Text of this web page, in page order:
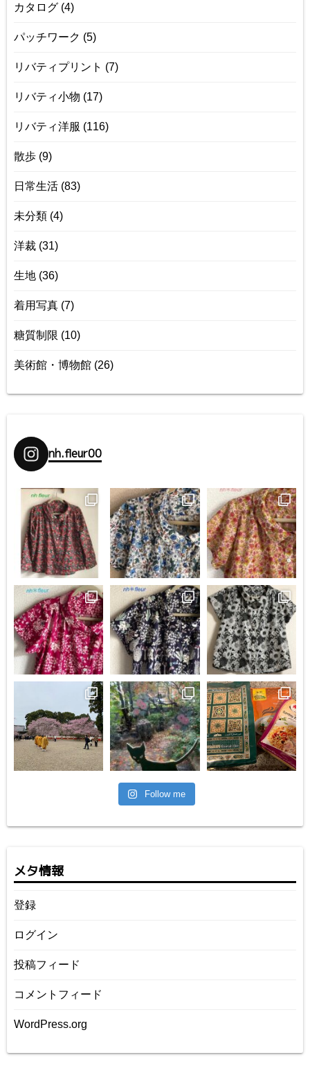
カタログ (4)
パッチワーク (5)
リバティプリント (7)
リバティ小物 (17)
リバティ洋服 (116)
散歩 (9)
日常生活 (83)
未分類 (4)
洋裁 (31)
生地 (36)
着用写真 (7)
糖質制限 (10)
美術館・博物館 (26)
nh.fleur00
Follow me
メタ情報
登録
ログイン
投稿フィード
コメントフィード
WordPress.org